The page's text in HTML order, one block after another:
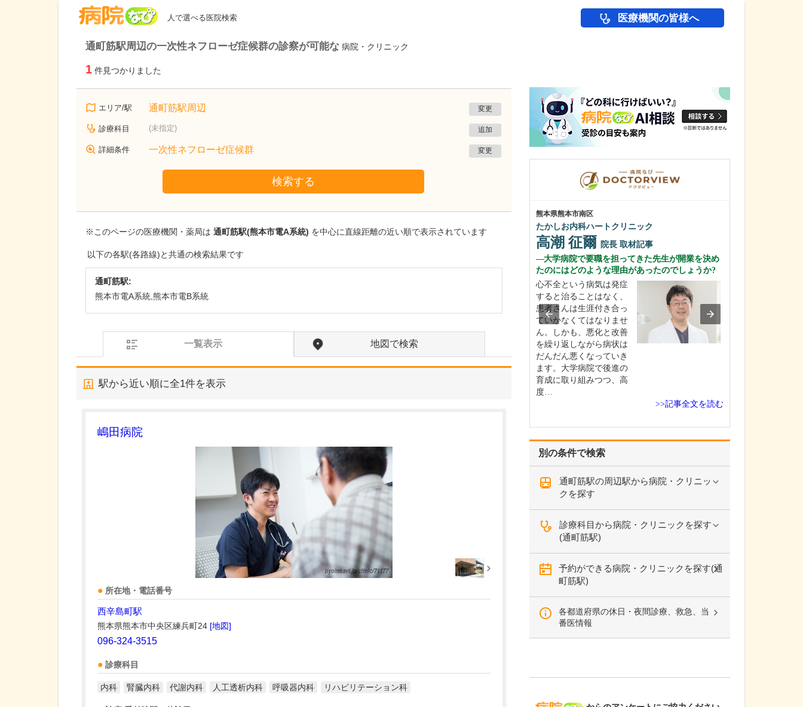
人で選べる医院検索 医療機関の皆様へ
通町筋駅周辺の一次性ネフローゼ症候群の診察が可能な 病院・クリニック
1 件見つかりました
エリア/駅 通町筋駅周辺 変更
診療科目 (未指定) 追加
詳細条件 一次性ネフローゼ症候群 変更
検索する
※このページの医療機関・薬局は 通町筋駅(熊本市電A系統) を中心に直線距離の近い順で表示されています
以下の各駅(各路線)と共通の検索結果です
通町筋駅:
熊本市電A系統,熊本市電B系統
一覧表示 地図で検索
駅から近い順に全1件を表示
嶋田病院
所在地・電話番号
西辛島町駅
熊本県熊本市中央区練兵町24 [地図]
096-324-3515
診療科目
内科 腎臓内科 代謝内科 人工透析内科 呼吸器内科 リハビリテーション科
別の条件で検索
通町筋駅の周辺駅から病院・クリニッ
クを探す
診療科目から病院・クリニックを探す
(通町筋駅)
予約ができる病院・クリニックを探す(通
町筋駅)
各都道府県の休日・夜間診療、救急、当
番医情報
熊本県熊本市南区
たかしお内科ハートクリニック
高潮 征爾 院長 取材記事
大学病院で要職を担ってきた先生が開業を決め
たのにはどのような理由があったのでしょうか?
心不全という病気は発症
すると治ることはなく、
患者さんは生涯付き合っ
ていかなくてはなりませ
ん。しかも、悪化と改善
を繰り返しながら病状は
だんだん悪くなっていき
ます。大学病院で後進の
育成に取り組みつつ、高
度…
>>記事全文を読む
広島県広島市西区
戸田整形外科リハビリクリニック
院の特長を教えてください。
患・骨粗しょう症など、
整形外科全般を幅広く診
療しています。人工膝関
節置換術に関しては、関